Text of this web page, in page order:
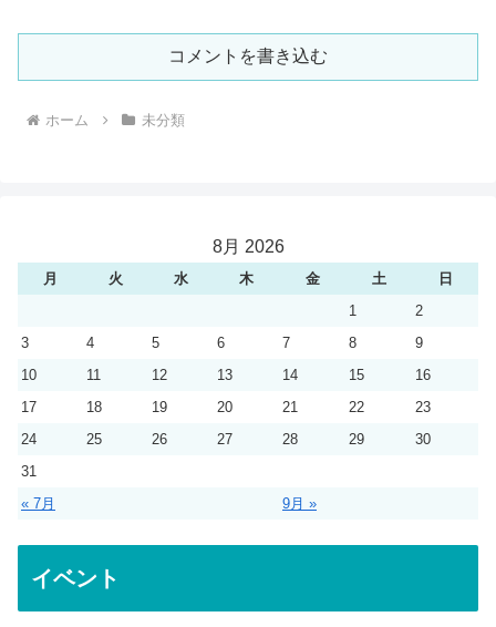
コメントを書き込む
ホーム 未分類
8月 2026
月 火 水 木 金 土
日
1
2
3
4 5 6 7 8
9
10
11 12 13 14 15
16
17
18 19 20 21 22
23
24
25 26 27 28 29
30
31
« 7月
9月 »
イベント